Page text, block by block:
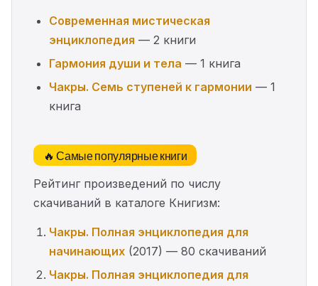
Современная мистическая
энциклопедия — 2 книги
Гармония души и тела — 1 книга
Чакры. Семь ступеней к гармонии — 1
книга
🔥 Самые популярные книги
Рейтинг произведений по числу
скачиваний в каталоге Книгизм:
Чакры. Полная энциклопедия для
начинающих (2017) — 80 скачиваний
Чакры. Полная энциклопедия для